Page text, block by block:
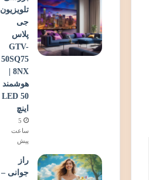
تلویزیون
جی
پلاس
GTV-
50SQ75
8NX |
هوشمند
LED 50
اینچ
5
ساعت
پیش
راز
جوانی –